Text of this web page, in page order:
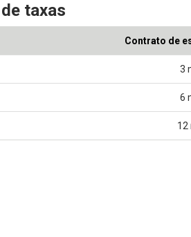
taxas
Contrato de
3
6
12